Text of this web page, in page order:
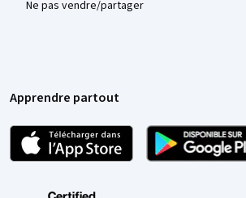
Ne pas vendre/partager
Apprendre partout